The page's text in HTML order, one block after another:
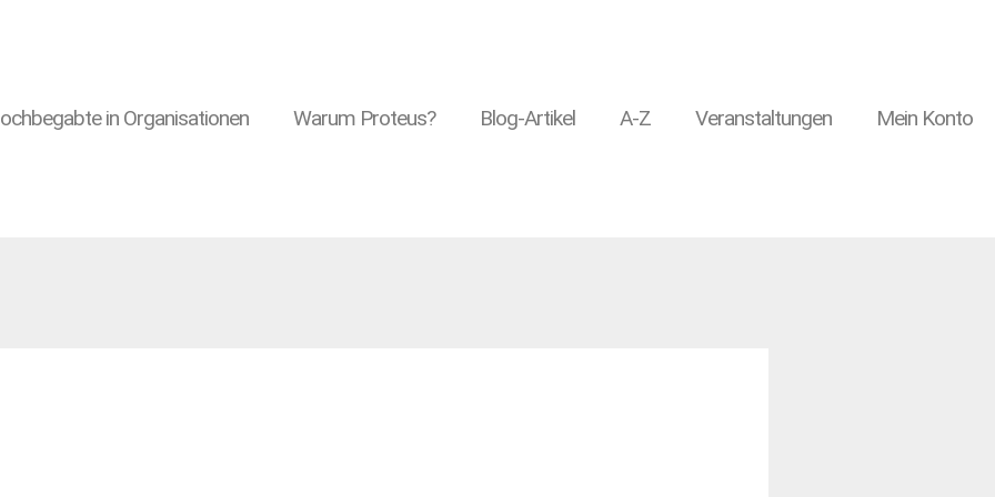
in Organisationen Warum Proteus? Blog-Artikel A-Z Veranstaltungen Mein Konto